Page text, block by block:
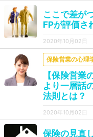
ここで差が
FPが評価さ
2020年10月02日
保険営業の心理
【保険営
より一層話
法則とは？
2020年10月02日
保険の見直